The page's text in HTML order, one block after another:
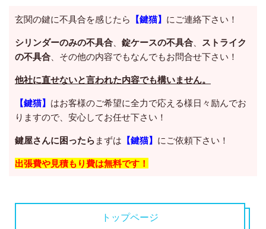
玄関の鍵に不具合を感じたら 【鍵猫】 にご連絡下さい！
シリンダーのみの不具合 錠ケースの不具合
ストライク
の不具合 、その他の内容でもなんでもお問合せ下さい！
他社に直せないと言われた内容でも構いません。
【鍵猫】 はお客様のご希望に全力で応える様日々励んでお
りますので、安心してお任せ下さい！
鍵屋さんに困ったら まずは 【鍵猫】 にご依頼下さい！
出張費や見積もり費は無料です！
トップページ